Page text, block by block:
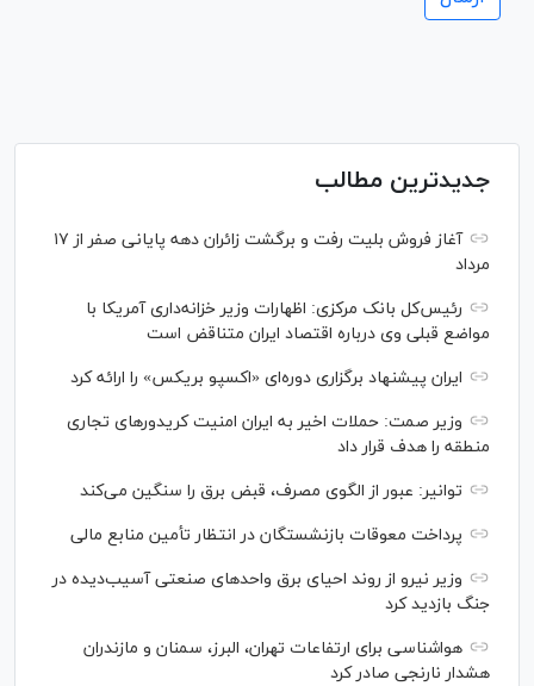
جدیدترین مطالب
آغاز فروش بلیت رفت و برگشت زائران دهه پایانی صفر از ۱۷
مرداد
رئیس‌کل بانک مرکزی: اظهارات وزیر خزانه‌داری آمریکا با
مواضع قبلی وی درباره اقتصاد ایران متناقض است
ایران پیشنهاد برگزاری دوره‌ای «اکسپو بریکس» را ارائه کرد
وزیر صمت: حملات اخیر به ایران امنیت کریدورهای تجاری
منطقه را هدف قرار داد
توانیر: عبور از الگوی مصرف، قبض برق را سنگین می‌کند
پرداخت معوقات بازنشستگان در انتظار تأمین منابع مالی
وزیر نیرو از روند احیای برق واحدهای صنعتی آسیب‌دیده در
جنگ بازدید کرد
هواشناسی برای ارتفاعات تهران، البرز، سمنان و مازندران
هشدار نارنجی صادر کرد